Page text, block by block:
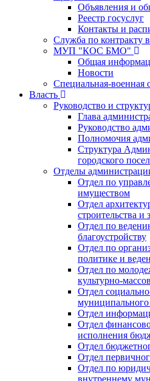
Объявления и
Реестр госуслуг
Контакты и
Служба по контракту
МУП "КОС БМО"
Общая
Новости
Специальная-военная
Власть
Руководство и
Глава
Руководство
Полномочия
Структура
городского
Отделы
Отдел по
имуществом
Отдел
строительства
Отдел по
благоустройству
Отдел по
политике и
Отдел по
культурно-
Отдел
муниципального
Отдел
Отдел
исполнения
Отдел
Отдел
Отдел по
внутреннему